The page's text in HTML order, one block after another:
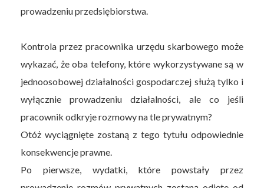
prowadzeniu przedsiębiorstwa.
Kontrola przez pracownika urzędu skarbowego może
wykazać, że oba telefony, które wykorzystywane są w
jednoosobowej działalności gospodarczej służą tylko i
wyłącznie prowadzeniu działalności, ale co jeśli
pracownik odkryje rozmowy na tle prywatnym?
Otóż wyciągnięte zostaną z tego tytułu odpowiednie
konsekwencje prawne.
Po pierwsze, wydatki, które powstały przez